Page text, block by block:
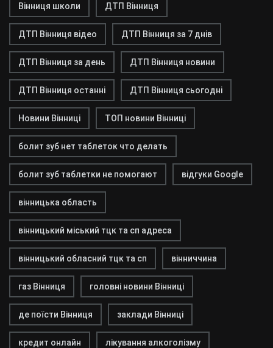
Вінниця школи ДТП Вінниця
ДТП Вінниця відео ДТП Вінниця за 7 днів
ДТП Вінниця за день ДТП Вінниця новини
ДТП Вінниця останні ДТП Вінниця сьогодні
Новини Вінниці ТОП новини Вінниці
болит зуб нет таблеток что делать
болит зуб таблетки не помогают відгуки Google
вінницька область
вінницький міський тцк та сп адреса
вінницький обласний тцк та сп вінниччина
газ Вінниця головні новини Вінниці
де поїсти Вінниця заклади Вінниці
кредит онлайн лікування алкоголізму